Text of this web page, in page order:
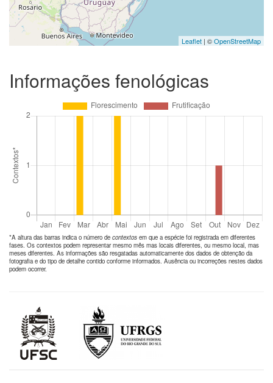
Leaflet | ©OpenStreetMap
Informações fenológicas
*A altura das barras indica o número de contextos em que a espécie foi registrada em diferentes
fases. Os contextos podem representar mesmo mês mas locais diferentes, ou mesmo local, mas
meses diferentes. As informações são resgatadas automaticamente dos dados de obtenção da
fotografia e do tipo de detalhe contido conforme informados. Ausência ou incorreções nestes dados
podem ocorrer.